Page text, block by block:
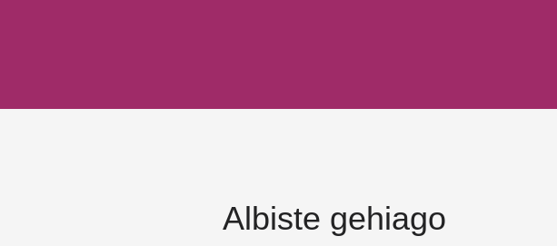
Albiste gehiago